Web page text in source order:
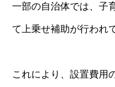
一部の自治体では、子
て上乗せ補助が行われ
これにより、設置費用